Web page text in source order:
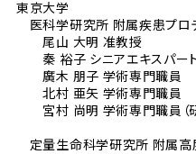
東京大学
医科学研究所 附属疾患プロ
尾山 大明 准教授
秦 裕子 シニアエキスパート
廣木 朋子 学術専門職員
北村 亜矢 学術専門職員
宮村 尚明 学術専門職員（研
定量生命科学研究所 附属高